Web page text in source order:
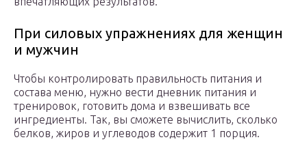
При силовых упражнениях для женщин
и мужчин
Чтобы контролировать правильность питания и
состава меню, нужно вести дневник питания и
тренировок, готовить дома и взвешивать все
ингредиенты. Так, вы сможете вычислить, сколько
белков, жиров и углеводов содержит 1 порция.